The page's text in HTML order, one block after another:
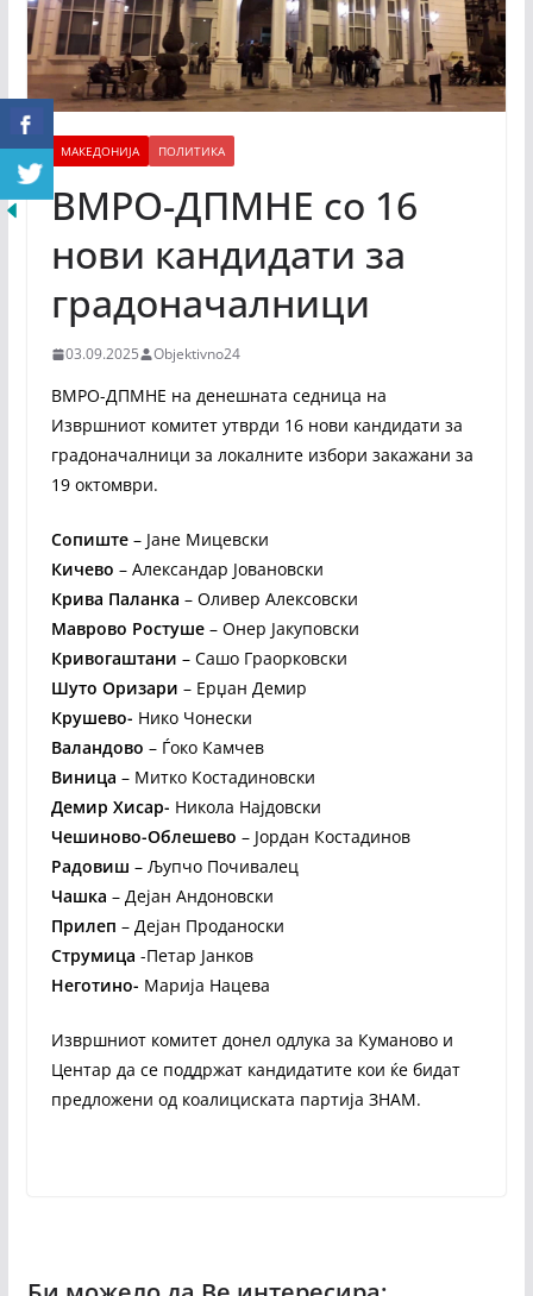
МАКЕДОНИЈА ПОЛИТИКА
ВМРО-ДПМНЕ со 16
нови кандидати за
градоначалници
03.09.2025 Objektivno24
ВМРО-ДПМНЕ на денешната седница на
Извршниот комитет утврди 16 нови кандидати за
градоначалници за локалните избори закажани за
19 октомври.
Сопиште– Јане Мицевски
Кичево – Александар Јовановски
Крива Паланка – Оливер Алексовски
Маврово Ростуше– Онер Јакуповски
Кривогаштани – Сашо Граорковски
Шуто Оризари – Ерџан Демир
Крушево- Нико Чонески
Валандово – Ѓоко Камчев
Виница – Митко Костадиновски
Демир Хисар- Никола Најдовски
Чешиново-Облешево – Јордан Костадинов
Радовиш – Љупчо Почивалец
Чашка – Дејан Андоновски
Прилеп – Дејан Проданоски
Струмица -Петар Јанков
Неготино- Марија Нацева
Извршниот комитет донел одлука за Куманово и
Центар да се поддржат кандидатите кои ќе бидат
предложени од коалициската партија ЗНАМ.